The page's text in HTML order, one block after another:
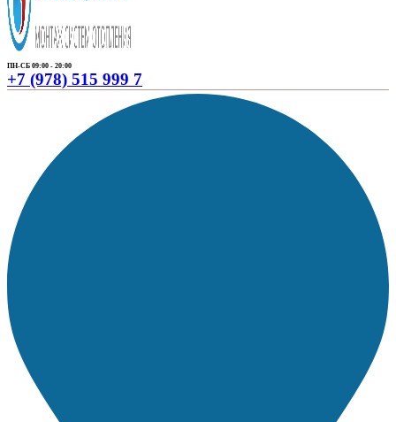
ПН-СБ 09:00 - 20:00
+7 (978) 515 999 7